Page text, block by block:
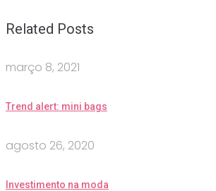
Related Posts
março 8, 2021
Trend alert: mini bags
agosto 26, 2020
Investimento na moda